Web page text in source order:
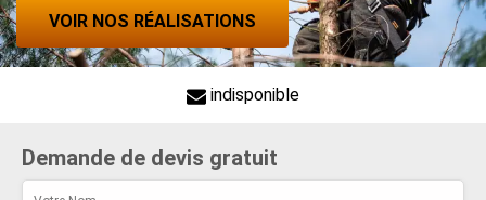
VOIR NOS RÉALISATIONS
indisponible
Demande de devis gratuit